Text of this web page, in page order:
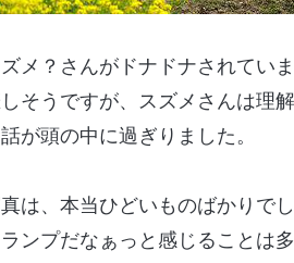
メ？さんがドナドナされていま
そうですが、スズメさんは理
が頭の中に過ぎりました。
は、本当ひどいものばかりでし
ンプだなぁっと感じることは多